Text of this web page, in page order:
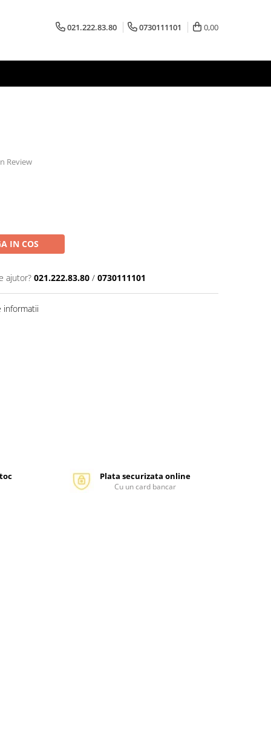
021.222.83.80 0730111101 0,00
Review
IN COS
ajutor? 021.222.83.80 / 0730111101
informatii
Plata securizata online
Cu un card bancar